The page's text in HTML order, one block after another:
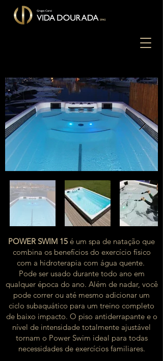
POWER SWIM 15 é um spa de natação que
combina os benefícios do exercício físico
com a hidroterapia com água quente.
Pode ser usado durante todo ano em
qualquer época do ano. Além de nadar, você
pode correr ou até mesmo adicionar um
ciclo subaquático para um treino completo
de baixo impacto. O piso antiderrapante e o
nível de intensidade totalmente ajustável
tornam o Power Swim ideal para todas
necessidades de exercícios familiares.